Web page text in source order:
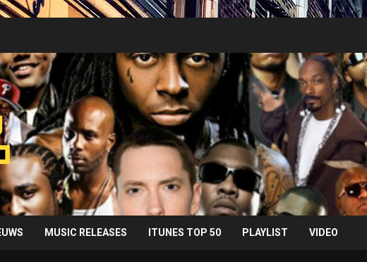
MUSIC RELEASES ITUNES TOP 50 PLAYLIST VIDEO